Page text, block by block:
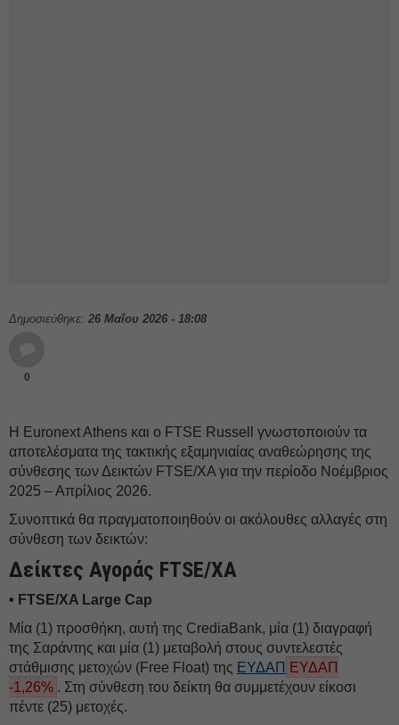
Δημοσιεύθηκε: 26 Μαΐου 2026 - 18:08
0
Η Euronext Athens και ο FTSE Russell γνωστοποιούν τα
αποτελέσματα της τακτικής εξαμηνιαίας αναθεώρησης της
σύνθεσης των Δεικτών FTSE/ΧΑ για την περίοδο Νοέμβριος
2025 – Απρίλιος 2026.
Συνοπτικά θα πραγματοποιηθούν οι ακόλουθες αλλαγές στη
σύνθεση των δεικτών:
Δείκτες Αγοράς FTSE/ΧΑ
• FTSE/XA Large Cap
Μία (1) προσθήκη, αυτή της CrediaBank, μία (1) διαγραφή
της Σαράντης και μία (1) μεταβολή στους συντελεστές
στάθμισης μετοχών (Free Float) της ΕΥΔΑΠ ΕΥΔΑΠ
-1,26% . Στη σύνθεση του δείκτη θα συμμετέχουν είκοσι
πέντε (25) μετοχές.